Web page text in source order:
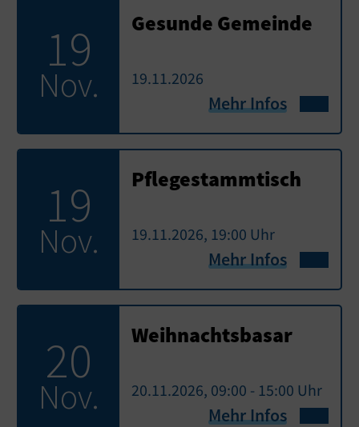
19
Nov.
Gesunde Gemeinde
19.11.2026
Mehr Infos
19
Nov.
Pflegestammtisch
19.11.2026, 19:00 Uhr
Mehr Infos
20
Nov.
Weihnachtsbasar
20.11.2026, 09:00 - 15:00 Uhr
Mehr Infos